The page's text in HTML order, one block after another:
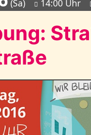
(Sa) 14:00 Uhr